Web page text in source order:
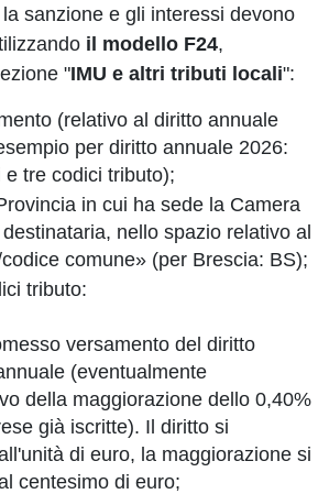
sanzione e gli interessi devono
il modello F24,
"IMU e altri tributi locali":
(relativo al diritto annuale
per diritto annuale 2026:
e tre codici tributo);
in cui ha sede la Camera
nello spazio relativo al
comune» (per Brescia: BS);
tributo:
versamento del diritto
(eventualmente
della maggiorazione dello 0,40%
già iscritte). Il diritto si
di euro, la maggiorazione si
centesimo di euro;